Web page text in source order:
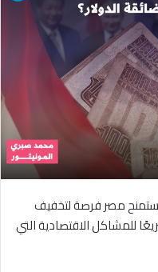
ستمنح مصر فرصة لتخفيف
للمشاكل الاقتصادية التي